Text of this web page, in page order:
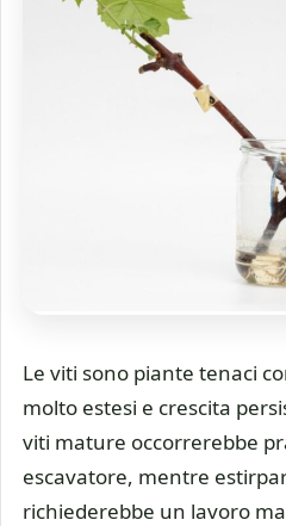
Le viti sono piante tenaci
molto estesi e crescita
viti mature occorrerebbe
escavatore, mentre
richiederebbe un lavoro